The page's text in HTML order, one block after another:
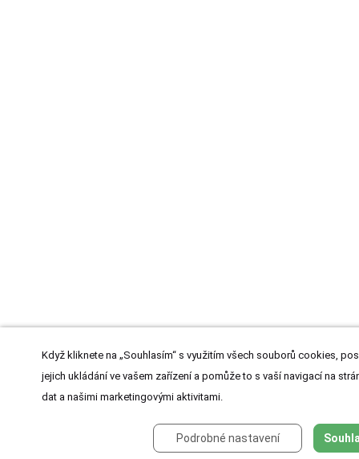
Když kliknete na „Souhlasím“ s využitím všech souborů cookies,
jejich ukládání ve vašem zařízení a pomůže to s vaší navigací na
dat a našimi marketingovými aktivitami.
Podrobné nastavení